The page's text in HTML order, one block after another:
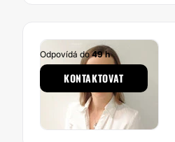
Odpovídá do49 h
KONTAKTOVAT